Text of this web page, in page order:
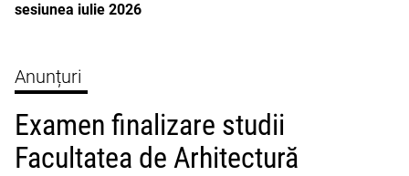
sesiunea iulie 2026
Anunțuri
Examen finalizare studii
Facultatea de Arhitectură